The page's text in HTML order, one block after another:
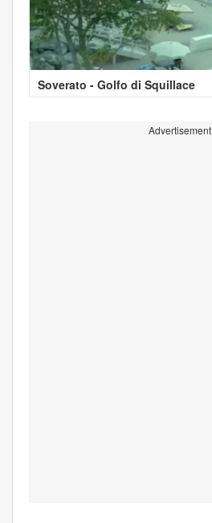
Soverato - Golfo di Squillace
Advertisement